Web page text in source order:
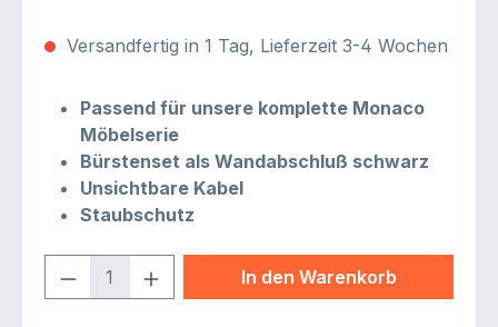
Versandfertig in 1 Tag, Lieferzeit 3-4 Wochen
Passend für unsere komplette Monaco
Möbelserie
Bürstenset als Wandabschluß schwarz
Unsichtbare Kabel
Staubschutz
Produkt Anzahl: Gib den
In den Warenkorb